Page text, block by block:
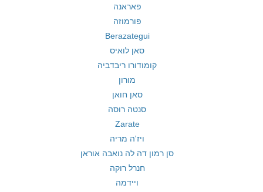
פאראנה
פורמוזה
Berazategui
סאן לואיס
קומודורו ריבדביה
מורון
סאן חואן
סנטה רוסה
Zarate
ויז'ה מריה
סן רמון דה לה נואבה אוראן
חנרל רוקה
ויידמה